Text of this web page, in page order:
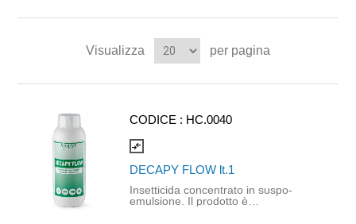
Visualizza per pagina
CODICE : HC.0040
compare_arrows
DECAPY FLOW lt.1
Insetticida concentrato in suspo-
emulsione. Il prodotto è